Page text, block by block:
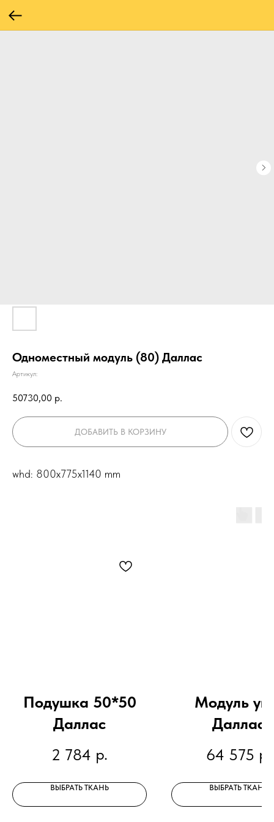
Одноместный модуль (80) Даллас
Артикул:
50730,00 р.
ДОБАВИТЬ В КОРЗИНУ
whd: 800x775x1140 mm
Подушка 50*50
Даллас
2 784 р.
ВЫБРАТЬ ТКАНЬ
Модуль
Даллас
64 575 р.
ВЫБРАТЬ ТКАНЬ